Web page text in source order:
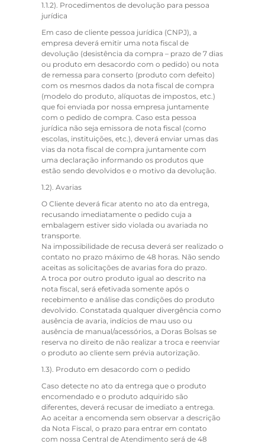
1.1.2). Procedimentos de devolução para pessoa
jurídica
Em caso de cliente pessoa jurídica (CNPJ), a
empresa deverá emitir uma nota fiscal de
devolução (desistência da compra – prazo de 7 dias
ou produto em desacordo com o pedido) ou nota
de remessa para conserto (produto com defeito)
com os mesmos dados da nota fiscal de compra
(modelo do produto, alíquotas de impostos, etc.)
que foi enviada por nossa empresa juntamente
com o pedido de compra. Caso esta pessoa
jurídica não seja emissora de nota fiscal (como
escolas, instituições, etc.), deverá enviar umas das
vias da nota fiscal de compra juntamente com
uma declaração informando os produtos que
estão sendo devolvidos e o motivo da devolução.
1.2). Avarias
O Cliente deverá ficar atento no ato da entrega,
recusando imediatamente o pedido cuja a
embalagem estiver sido violada ou avariada no
transporte.
Na impossibilidade de recusa deverá ser realizado o
contato no prazo máximo de 48 horas. Não sendo
aceitas as solicitações de avarias fora do prazo.
A troca por outro produto igual ao descrito na
nota fiscal, será efetivada somente após o
recebimento e análise das condições do produto
devolvido. Constatada qualquer divergência como
ausência de avaria, indícios de mau uso ou
ausência de manual/acessórios, a Doras Bolsas se
reserva no direito de não realizar a troca e reenviar
o produto ao cliente sem prévia autorização.
1.3). Produto em desacordo com o pedido
Caso detecte no ato da entrega que o produto
encomendado e o produto adquirido são
diferentes, deverá recusar de imediato a entrega.
Ao aceitar a encomenda sem observar a descrição
da Nota Fiscal, o prazo para entrar em contato
com nossa Central de Atendimento será de 48